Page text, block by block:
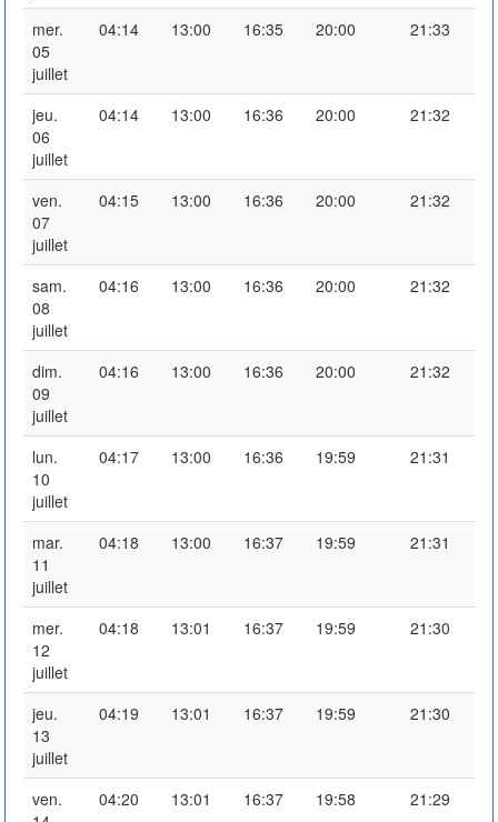
mer.
05
juillet
04:14 13:00 16:35 20:00 21:33
jeu.
06
juillet
04:14 13:00 16:36 20:00 21:32
ven.
07
juillet
04:15 13:00 16:36 20:00 21:32
sam.
08
juillet
04:16 13:00 16:36 20:00 21:32
dim.
09
juillet
04:16 13:00 16:36 20:00 21:32
lun.
10
juillet
04:17 13:00 16:36 19:59 21:31
mar.
11
juillet
04:18 13:00 16:37 19:59 21:31
mer.
12
juillet
04:18 13:01 16:37 19:59 21:30
jeu.
13
juillet
04:19 13:01 16:37 19:59 21:30
ven.
04:20 13:01 16:37 19:58 21:29